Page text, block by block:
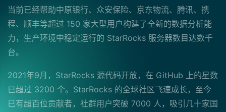
当前已经帮助中原银行、众安保险、京东物流、腾讯、携
程、顺丰等超过 150 家大型用户构建了全新的数据分析能
力，生产环境中稳定运行的 StarRocks 服务器数目达数千
台。
2021年9月，StarRocks 源代码开放，在 GitHub 上的星数
已超过 3200 个。StarRocks 的全球社区飞速成长，至今
已有超百位贡献者，社群用户突破 7000 人，吸引几十家国